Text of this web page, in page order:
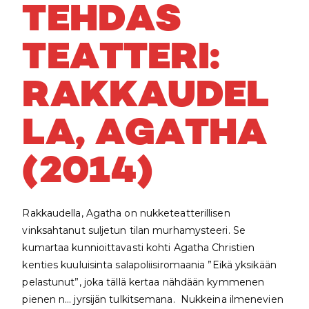
TEHDAS
TEATTERI:
RAKKAUDEL
LA, AGATHA
(2014)
Rakkaudella, Agatha on nukketeatterillisen
vinksahtanut suljetun tilan murhamysteeri. Se
kumartaa kunnioittavasti kohti Agatha Christien
kenties kuuluisinta salapoliisiromaania ”Eikä yksikään
pelastunut”, joka tällä kertaa nähdään kymmenen
pienen n… jyrsijän tulkitsemana. Nukkeina ilmenevien